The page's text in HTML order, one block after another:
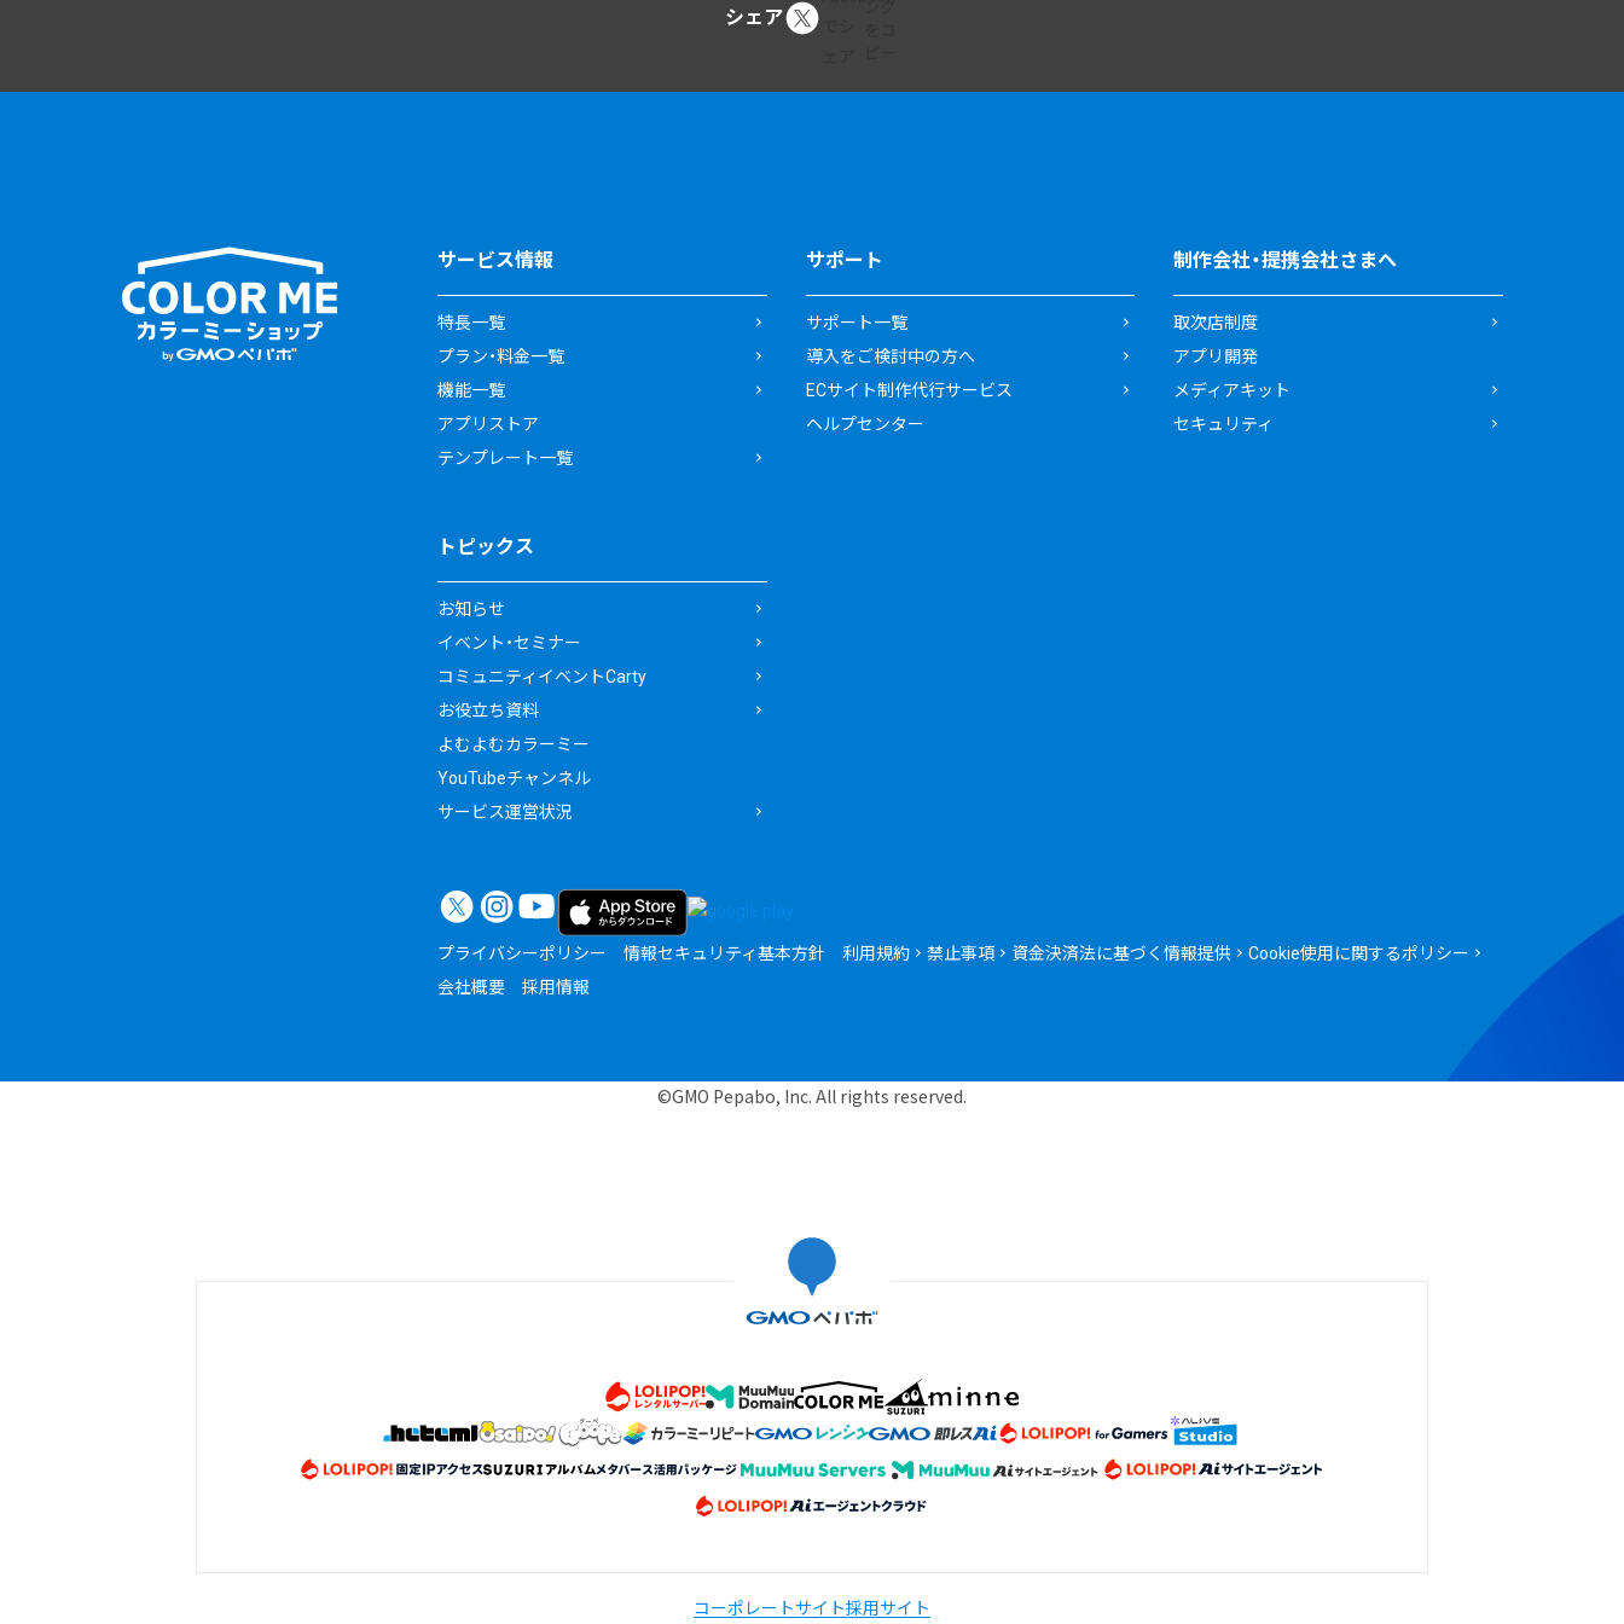
シェア
サービス情報
特長一覧
プラン・料金一覧
機能一覧
アプリストア
テンプレート一覧
サポート
サポート一覧
導入をご検討中の方へ
ECサイト制作代行サービス
ヘルプセンター
制作会社・提携会社さまへ
取次店制度
アプリ開発
メディアキット
セキュリティ
トピックス
お知らせ
イベント・セミナー
コミュニティイベントCarty
お役立ち資料
よむよむカラーミー
YouTubeチャンネル
サービス運営状況
プライバシーポリシー 情報セキュリティ基本方針 利用規約 禁止事項 資金決済法に基づく情報提供
Cookie使用に関するポリシー
会社概要
採用情報
©GMO Pepabo, Inc. All rights reserved.
コーポレートサイト採用サイト